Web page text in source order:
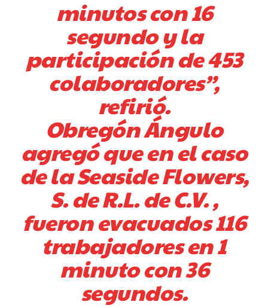
minutos con 16
segundo y la
participación de 453
colaboradores”,
refirió.
Obregón Ángulo
agregó que en el caso
de la Seaside Flowers,
S. de R.L. de C.V. ,
fueron evacuados 116
trabajadores en 1
minuto con 36
segundos.